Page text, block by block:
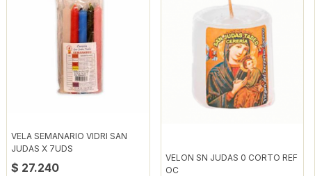
VELA SEMANARIO VIDRI SAN
JUDAS X 7UDS
$ 27.240
VELON SN JUDAS 0 CORTO REF
OC